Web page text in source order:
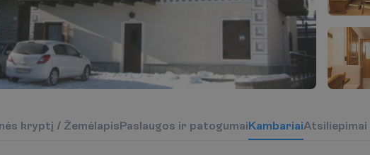
nės kryptį / ŽemėlapisPaslaugos ir patogumaiKambariaiAtsiliepimai